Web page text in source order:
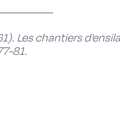
Les chantiers
81.